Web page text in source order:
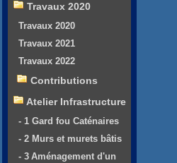
Travaux 2020
Travaux 2020
Travaux 2021
Travaux 2022
Contributions
Atelier Infrastructure
- 1 Gard fou Caténaires
- 2 Murs et murets bâtis
- 3 Aménagement d'un